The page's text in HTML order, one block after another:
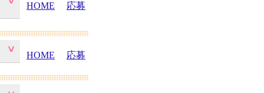
HOME 応募
HOME 応募